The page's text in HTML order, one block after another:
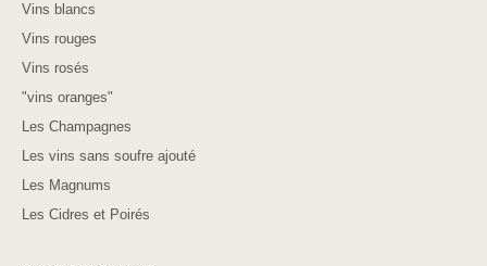
Vins blancs
Vins rouges
Vins rosés
"vins oranges"
Les Champagnes
Les vins sans soufre ajouté
Les Magnums
Les Cidres et Poirés